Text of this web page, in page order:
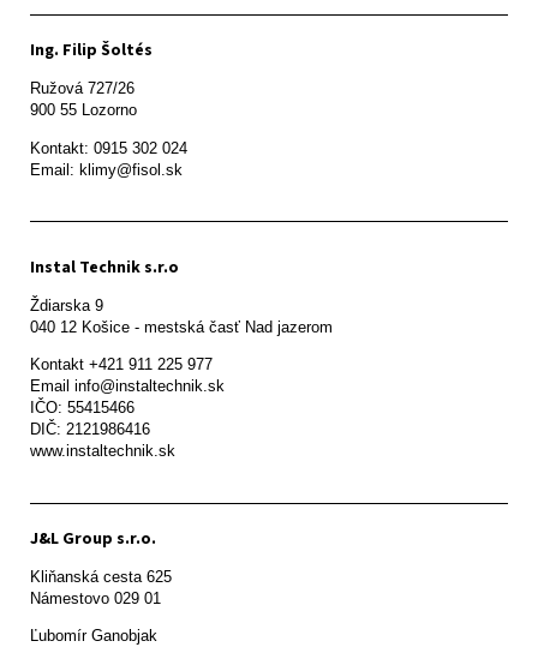
Ing. Filip Šoltés
Ružová 727/26
900 55 Lozorno
Kontakt: 0915 302 024
Email: klimy@fisol.sk
Instal Technik s.r.o
Ždiarska 9
Kontakt +421 911 225 977
Email info@instaltechnik.sk
IČO: 55415466
DIČ: 2121986416
www.instaltechnik.sk
J&L Group s.r.o.
Kliňanská cesta 625
Námestovo 029 01
Ľubomír Ganobjak